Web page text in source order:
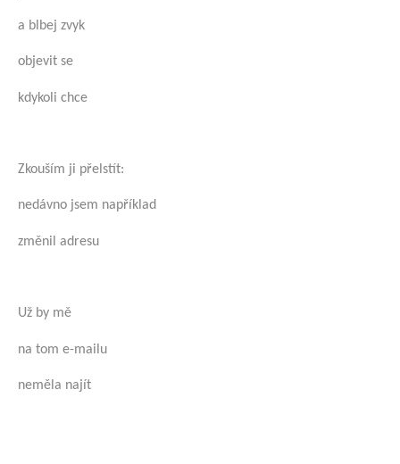
a blbej zvyk
objevit se
kdykoli chce
Zkouším ji přelstít:
nedávno jsem například
změnil adresu
Už by mě
na tom e-mailu
neměla najít